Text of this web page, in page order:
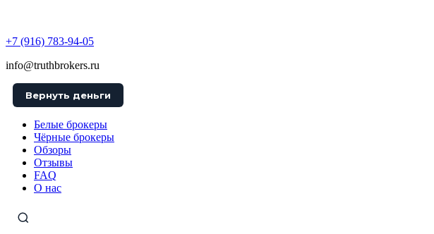
+7 (916) 783-94-05
info@truthbrokers.ru
Вернуть деньги
Белые брокеры
Чёрные брокеры
Обзоры
Отзывы
FAQ
О нас